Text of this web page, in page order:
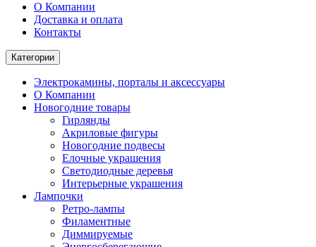
О Компании
Доставка и оплата
Контакты
Категории
Электрокамины, порталы и аксессуары
О Компании
Новогодние товары
Гирлянды
Акриловые фигуры
Новогодние подвесы
Елочные украшения
Светодиодные деревья
Интерьерные украшения
Лампочки
Ретро-лампы
Филаментные
Диммируемые